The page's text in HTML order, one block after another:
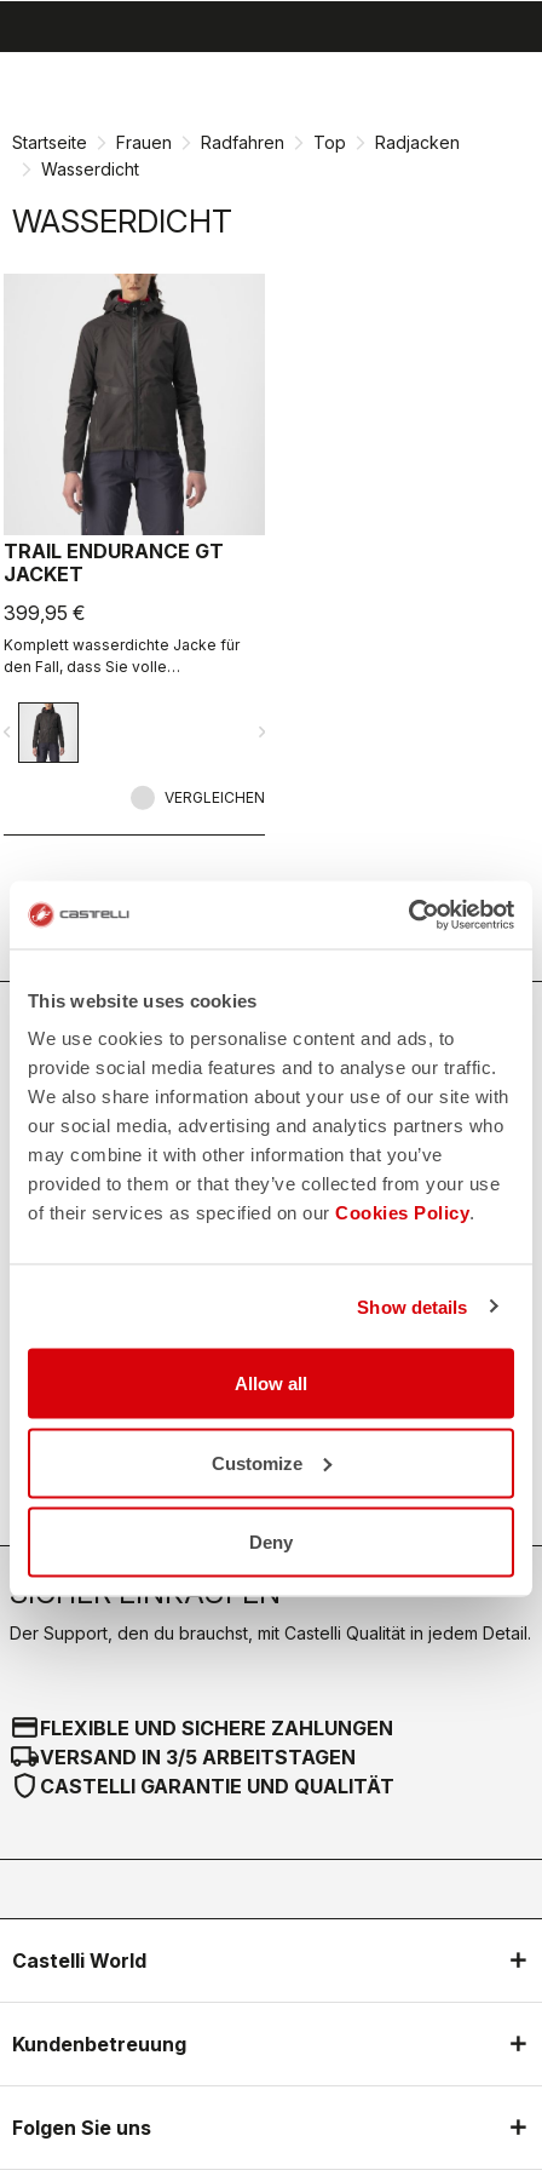
This website uses cookies
We use cookies to personalise content and ads, to
provide social media features and to analyse our traffic.
We also share information about your use of our site with
our social media, advertising and analytics partners who
may combine it with other information that you’ve
provided to them or that they’ve collected from your use
of their services as specified on our Cookies Policy.
Show details
Allow all
Customize
Deny
Startseite Frauen Radfahren Top
Radjacken
Wasserdicht
WASSERDICHT
TRAIL ENDURANCE GT
JACKET
399,95 €
Komplett wasserdichte Jacke für
den Fall, dass Sie volle
Regen oder einfach vor Kälte. So
gestylt, dass Sie darin auch ohne
Bike eine gute Figur machen.
navigate_next
VERGLEICHEN
BRAUCHEN SIE HILFE?
Wenn Sie Zweifel haben oder Unterstützung brauchen, keine
Sorge,wir sind für Sie da!
email
KONTAKT
Haben Sie eine Frage an uns?
innerhalb von 30 Tagen nach der Lieferung
quizHaben Sie noch weitere Fragen?
Kein Problem, wir haben alle Antworten!
SICHER EINKAUFEN
Der Support, den du brauchst, mit Castelli Qualität in jedem Detail.
credit_cardFLEXIBLE UND SICHERE ZAHLUNGEN
local_shippingVERSAND IN 3/5 ARBEITSTAGEN
shield CASTELLI GARANTIE UND QUALITÄT
Castelli World
Kundenbetreuung
Folgen Sie uns